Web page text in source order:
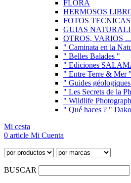
FLORA
HERMOSOS
FOTOS TECNICAS
GUIAS
OTROS, VARIOS ...
" Caminata en la
" Belles Balades "
" Ediciones
" Entre Terre & Mer "
" Guides
" Les Secrets de la
" Wildlife
" Qué haces ? "
Mi cesta
0 article Mi Cuenta
BUSCAR